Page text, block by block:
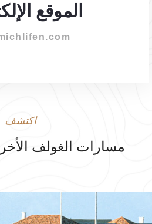
الموقع
اكتشف
مسارات الغولف